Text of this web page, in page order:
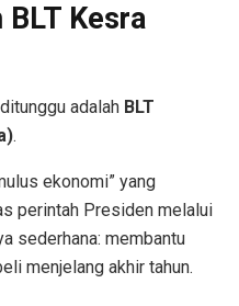
Kesra
adalah BLT
.
ekonomi” yang
perintah Presiden melalui
sederhana: membantu
menjelang akhir tahun.